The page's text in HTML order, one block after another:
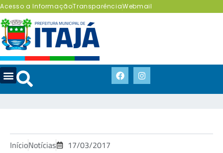
Acesso a InformaçãoTransparênciaWebmail
InícioNotícias 17/03/2017